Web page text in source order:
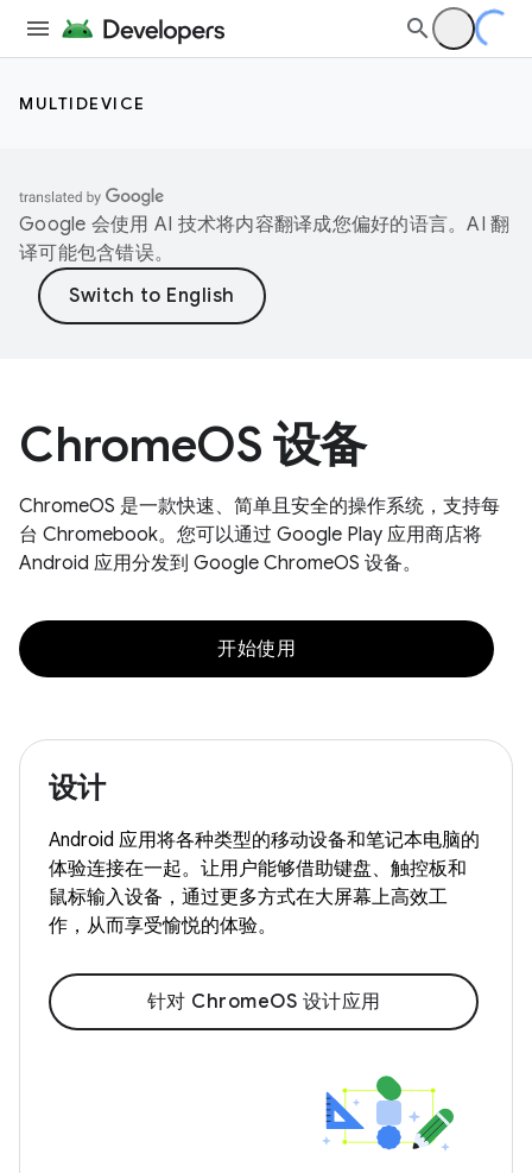
MULTIDEVICE
Google 会使用 AI 技术将内容翻译成您偏好的语言。AI 翻
译可能包含错误。
ChromeOS 设备
ChromeOS 是一款快速、简单且安全的操作系统，支持每
台 Chromebook。您可以通过 Google Play 应用商店将
Android 应用分发到 Google ChromeOS 设备。
开始使用
设计
Android 应用将各种类型的移动设备和笔记本电脑的
体验连接在一起。让用户能够借助键盘、触控板和
鼠标输入设备，通过更多方式在大屏幕上高效工
作，从而享受愉悦的体验。
针对 ChromeOS 设计应用